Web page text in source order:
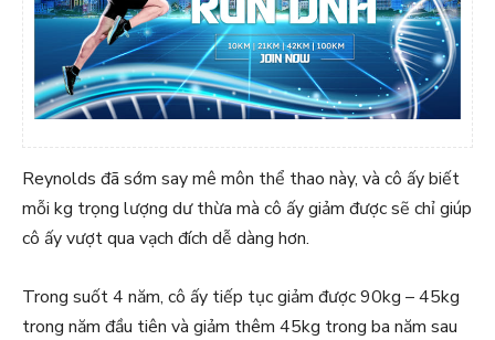
Reynolds đã sớm say mê môn thể thao này, và cô ấy biết
mỗi kg trọng lượng dư thừa mà cô ấy giảm được sẽ chỉ giúp
cô ấy vượt qua vạch đích dễ dàng hơn.
Trong suốt 4 năm, cô ấy tiếp tục giảm được 90kg – 45kg
trong năm đầu tiên và giảm thêm 45kg trong ba năm sau